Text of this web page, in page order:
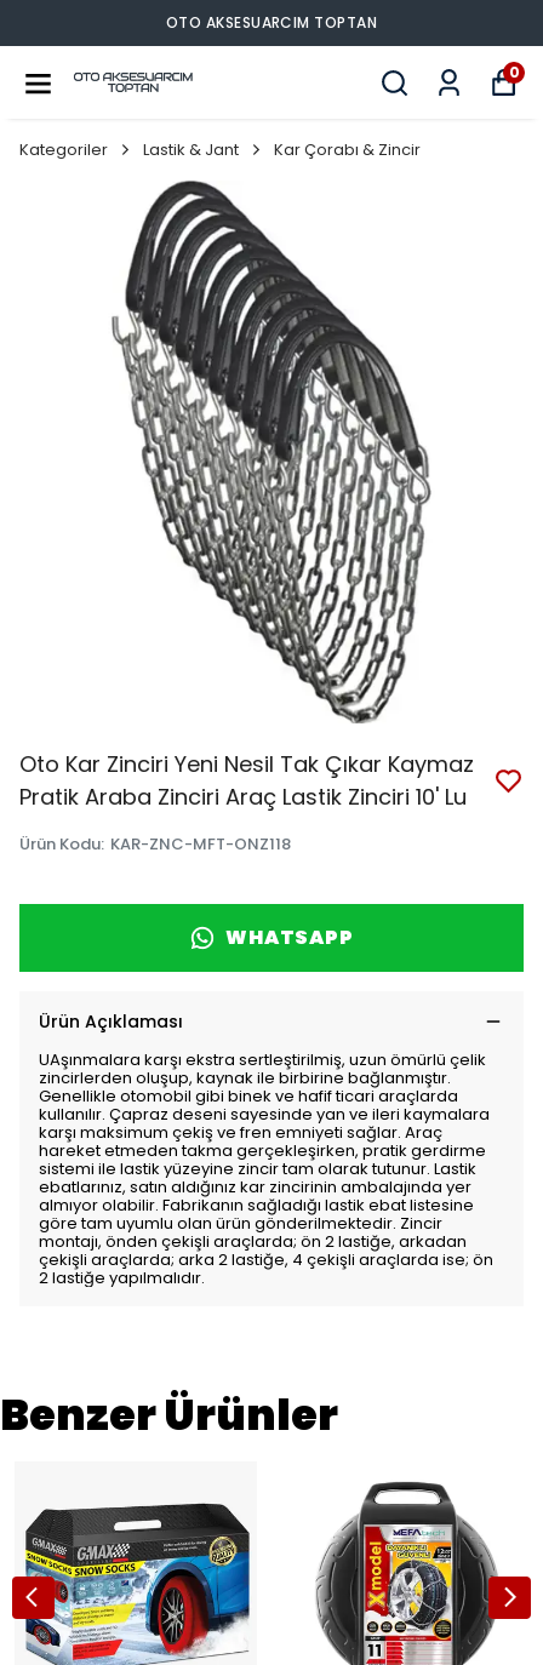
OTO AKSESUARCIM TOPTAN
0
Kategoriler Lastik & Jant Kar Çorabı & Zincir
Oto Kar Zinciri Yeni Nesil Tak Çıkar Kaymaz
Pratik Araba Zinciri Araç Lastik Zinciri 10' Lu
Ürün Kodu: KAR-ZNC-MFT-ONZ118
WHATSAPP
Ürün Açıklaması
UAşınmalara karşı ekstra sertleştirilmiş, uzun ömürlü çelik
zincirlerden oluşup, kaynak ile birbirine bağlanmıştır.
Genellikle otomobil gibi binek ve hafif ticari araçlarda
kullanılır. Çapraz deseni sayesinde yan ve ileri kaymalara
karşı maksimum çekiş ve fren emniyeti sağlar. Araç
hareket etmeden takma gerçekleşirken, pratik gerdirme
sistemi ile lastik yüzeyine zincir tam olarak tutunur. Lastik
ebatlarınız, satın aldığınız kar zincirinin ambalajında yer
almıyor olabilir. Fabrikanın sağladığı lastik ebat listesine
göre tam uyumlu olan ürün gönderilmektedir. Zincir
montajı, önden çekişli araçlarda; ön 2 lastiğe, arkadan
çekişli araçlarda; arka 2 lastiğe, 4 çekişli araçlarda ise; ön
2 lastiğe yapılmalıdır.
Benzer Ürünler